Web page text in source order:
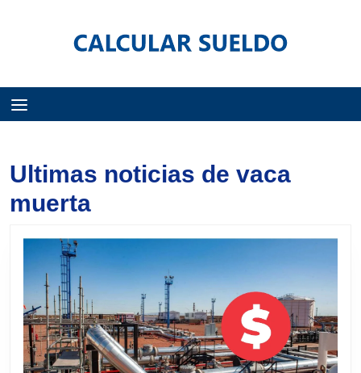
Ultimas noticias de vaca
muerta